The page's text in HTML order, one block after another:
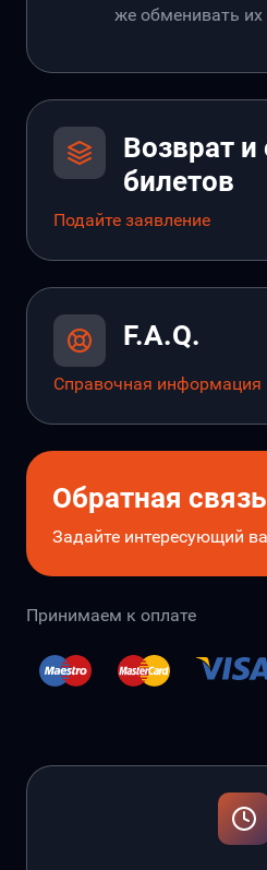
же обменивать их
Возврат
билетов
Подайте заявление
F.A.Q.
Справочная информация
Обратная связь
Задайте интересующий
Принимаем к оплате